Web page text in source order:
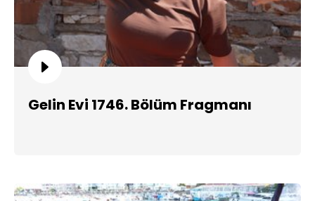
Gelin Evi 1746. Bölüm Fragmanı